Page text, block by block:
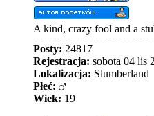
A kind, crazy fool and a
Posty: 24817
Rejestracja: sobota 04 lis
Lokalizacja: Slumberland
Płeć:
Wiek: 19